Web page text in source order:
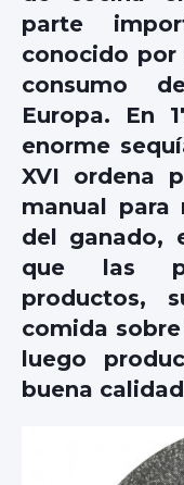
parte
conocido
consumo
Europa. En
enorme
XVI ordena
manual para
del ganado,
que las
productos,
comida
luego
buena